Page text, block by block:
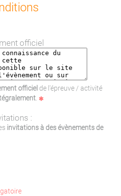
officiel
officiel de l'épreuve / activité
:
invitations à des évènements de